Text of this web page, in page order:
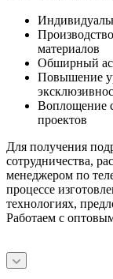
материалов
Обширный
Повышение
Воплощение
проектов
Для получения
сотрудничества,
менеджером по
процессе
технологиях,
Работаем с